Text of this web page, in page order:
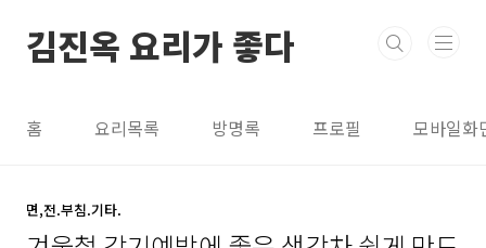
김진옥 요리가 좋다
홈 요리목록 방명록 프로필 모바일화
면,전.부침.기타.